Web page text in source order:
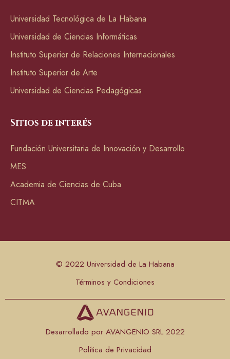
Universidad Tecnológica de La Habana
Universidad de Ciencias Informáticas
Instituto Superior de Relaciones Internacionales
Instituto Superior de Arte
Universidad de Ciencias Pedagógicas
Sitios de interés
Fundación Universitaria de Innovación y Desarrollo
MES
Academia de Ciencias de Cuba
CITMA
© 2022 Universidad de La Habana
Términos y Condiciones
Desarrollado por AVANGENIO SRL 2022
Política de Privacidad